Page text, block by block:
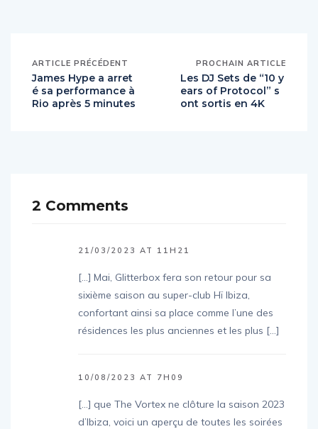
ARTICLE PRÉCÉDENT
James Hype a arret
é sa performance à
Rio après 5 minutes
PROCHAIN ARTICLE
Les DJ Sets de “10 y
ears of Protocol” s
ont sortis en 4K
2 Comments
21/03/2023 AT 11H21
[…] Mai, Glitterbox fera son retour pour sa
sixième saison au super-club Hï Ibiza,
confortant ainsi sa place comme l’une des
résidences les plus anciennes et les plus […]
10/08/2023 AT 7H09
[…] que The Vortex ne clôture la saison 2023
d’Ibiza, voici un aperçu de toutes les soirées